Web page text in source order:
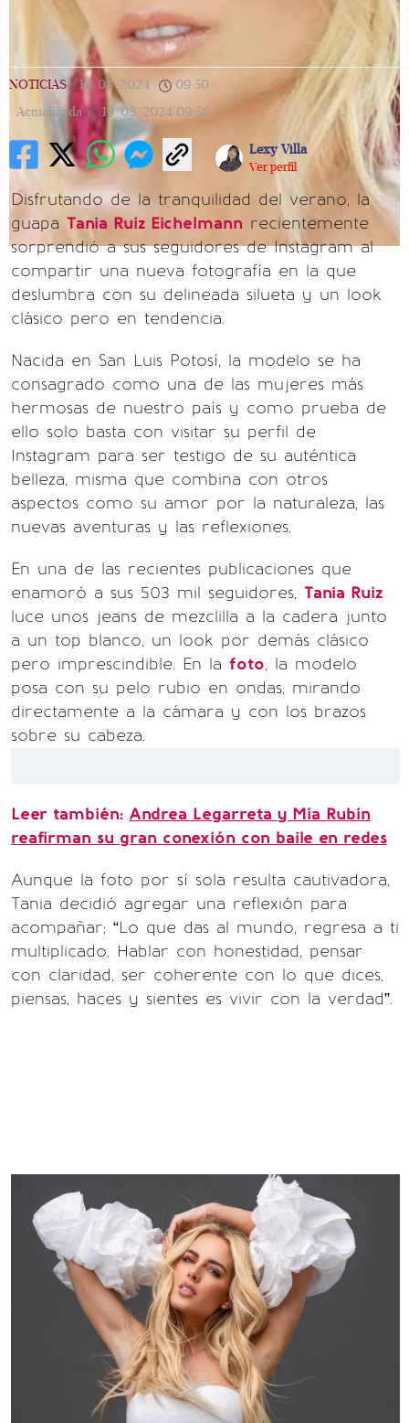
NOTICIAS 19/08/2024 09:50
Actualizada
19/08/2024 09:50
Lexy Villa
Ver perfil
Disfrutando de la tranquilidad del verano, la
guapa Tania Ruiz Eichelmann recientemente
sorprendió a sus seguidores de Instagram al
compartir una nueva fotografía en la que
deslumbra con su delineada silueta y un look
clásico pero en tendencia.
Nacida en San Luis Potosí, la modelo se ha
consagrado como una de las mujeres más
hermosas de nuestro país y como prueba de
ello solo basta con visitar su perfil de
Instagram para ser testigo de su auténtica
belleza, misma que combina con otros
aspectos como su amor por la naturaleza, las
nuevas aventuras y las reflexiones.
En una de las recientes publicaciones que
enamoró a sus 503 mil seguidores, Tania Ruiz
luce unos jeans de mezclilla a la cadera junto
a un top blanco, un look por demás clásico
pero imprescindible. En la foto, la modelo
posa con su pelo rubio en ondas, mirando
directamente a la cámara y con los brazos
sobre su cabeza.
Leer también: Andrea Legarreta y Mía Rubín
reafirman su gran conexión con baile en redes
Aunque la foto por sí sola resulta cautivadora,
Tania decidió agregar una reflexión para
acompañar; “Lo que das al mundo, regresa a ti
multiplicado. Hablar con honestidad, pensar
con claridad, ser coherente con lo que dices,
piensas, haces y sientes es vivir con la verdad”.